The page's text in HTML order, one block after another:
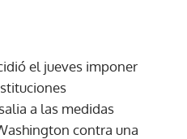
el jueves imponer
a las medidas
contra una